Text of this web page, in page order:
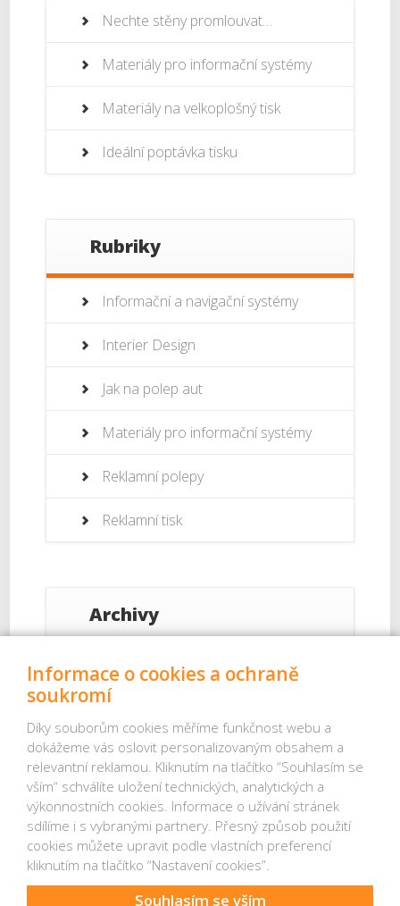
Nechte stěny promlouvat…
Materiály pro informační systémy
Materiály na velkoplošný tisk
Ideální poptávka tisku
Rubriky
Informační a navigační systémy
Interier Design
Jak na polep aut
Materiály pro informační systémy
Reklamní polepy
Reklamní tisk
Archivy
Září 2017
Červenec 2017
Červenec 2013
Červen 2013
Informace o cookies a ochraně
soukromí
Díky souborům cookies měříme funkčnost webu a
dokážeme vás oslovit personalizovaným obsahem a
relevantní reklamou. Kliknutím na tlačítko “Souhlasím se
vším“ schválíte uložení technických, analytických a
výkonnostních cookies. Informace o užívání stránek
sdílíme i s vybranými partnery. Přesný způsob použití
cookies můžete upravit podle vlastních preferencí
kliknutím na tlačítko “Nastavení cookies”.
Souhlasím se vším